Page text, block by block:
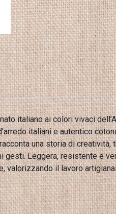
italiano ai colori vivaci
italiani e autentico
una storia di creatività,
gesti. Leggera, resistente e
valorizzando il lavoro